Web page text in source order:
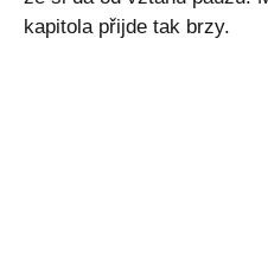
kapitola přijde tak brzy.